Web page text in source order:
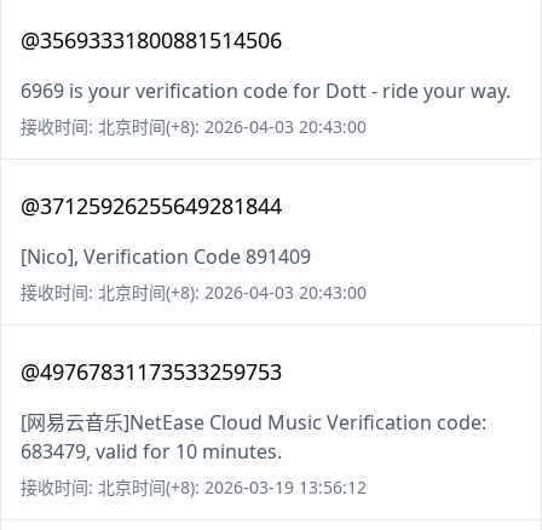
@35693331800881514506
6969 is your verification code for Dott - ride your way.
接收时间: 北京时间(+8): 2026-04-03 20:43:00
@37125926255649281844
[Nico], Verification Code 891409
接收时间: 北京时间(+8): 2026-04-03 20:43:00
@49767831173533259753
[网易云音乐]NetEase Cloud Music Verification code:
683479, valid for 10 minutes.
接收时间: 北京时间(+8): 2026-03-19 13:56:12